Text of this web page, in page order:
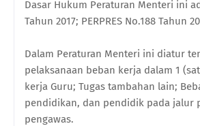
Dasar Hukum Peraturan Menteri ini
Tahun 2017; PERPRES No.188 Tahun
Dalam Peraturan Menteri ini diatur
pelaksanaan beban kerja dalam 1
kerja Guru; Tugas tambahan lain;
pendidikan, dan pendidik pada jalur
pengawas.